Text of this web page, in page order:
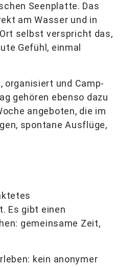
Seenplatte. Das
am Wasser und in
selbst verspricht das,
Gefühl, einmal
und Camp-
gehören ebenso dazu
angeboten, die im
spontane Ausflüge,
Es gibt einen
gemeinsame Zeit,
kein anonymer